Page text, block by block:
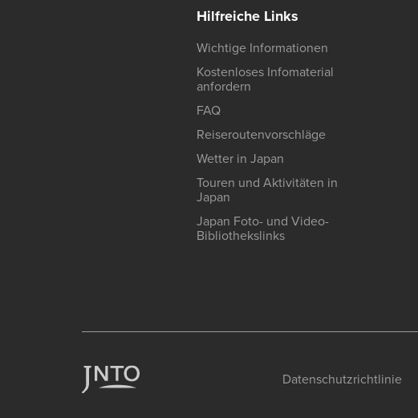
Hilfreiche Links
Wichtige Informationen
Kostenloses Infomaterial
anfordern
FAQ
Reiseroutenvorschläge
Wetter in Japan
Touren und Aktivitäten in
Japan
Japan Foto- und Video-
Bibliothekslinks
Datenschutzrichtlinie